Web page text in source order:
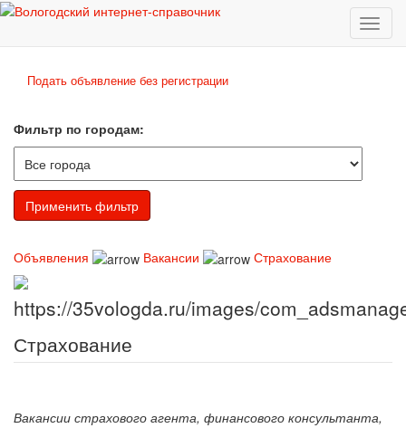
Подать объявление без регистрации
Фильтр по городам:
Объявления Вакансии Страхование
Страхование
Вакансии страхового агента, финансового консультанта,